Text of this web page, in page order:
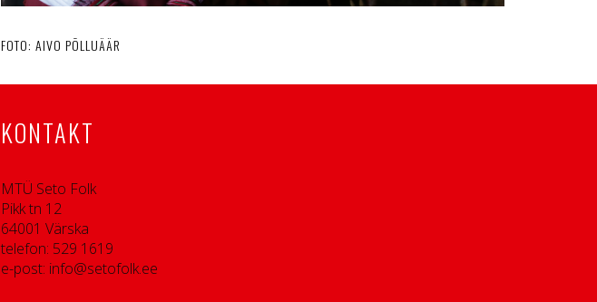
FOTO: AIVO PÕLLUÄÄR
KONTAKT
MTÜ Seto Folk
Pikk tn 12
64001 Värska
telefon: 529 1619
e-post: info@setofolk.ee